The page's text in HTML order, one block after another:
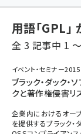
ツ
加藤銘の
北海道を
genai
用語「GPL
全 3 記事中 1
イベント・セミナー2015
ブラック・ダック・
クと著作権侵害リ
企業内におけるオー
を提供するブラック・